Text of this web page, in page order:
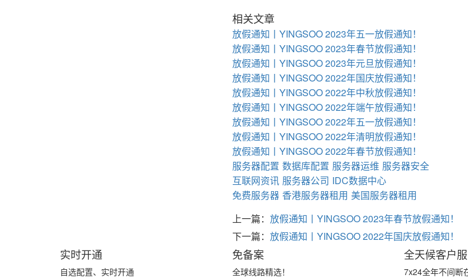
相关文章
放假通知丨YINGSOO 2023年五一放假通知！
放假通知丨YINGSOO 2023年春节放假通知！
放假通知丨YINGSOO 2023年元旦放假通知！
放假通知丨YINGSOO 2022年国庆放假通知！
放假通知丨YINGSOO 2022年中秋放假通知！
放假通知丨YINGSOO 2022年端午放假通知！
放假通知丨YINGSOO 2022年五一放假通知！
放假通知丨YINGSOO 2022年清明放假通知！
放假通知丨YINGSOO 2022年春节放假通知！
服务器配置 数据库配置 服务器运维 服务器安全
互联网资讯 服务器公司 IDC数据中心
免费服务器 香港服务器租用 美国服务器租用
上一篇： 放假通知丨YINGSOO 2023年春节放假通知！
下一篇： 放假通知丨YINGSOO 2022年国庆放假通知！
实时开通
自选配置、实时开通
免备案
全球线路精选！
全天候客户
7x24全年不间断